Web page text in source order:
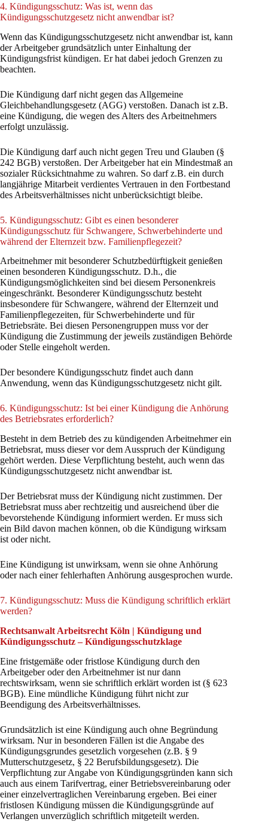
4. Kündigungsschutz: Was ist, wenn das
Kündigungsschutzgesetz nicht anwendbar ist?
Wenn das Kündigungsschutzgesetz nicht anwendbar ist, kann
der Arbeitgeber grundsätzlich unter Einhaltung der
Kündigungsfrist kündigen. Er hat dabei jedoch Grenzen zu
beachten.
Die Kündigung darf nicht gegen das Allgemeine
Gleichbehandlungsgesetz (AGG) verstoßen. Danach ist z.B.
eine Kündigung, die wegen des Alters des Arbeitnehmers
erfolgt unzulässig.
Die Kündigung darf auch nicht gegen Treu und Glauben (§
242 BGB) verstoßen. Der Arbeitgeber hat ein Mindestmaß an
sozialer Rücksichtnahme zu wahren. So darf z.B. ein durch
langjährige Mitarbeit verdientes Vertrauen in den Fortbestand
des Arbeitsverhältnisses nicht unberücksichtigt bleibe.
5. Kündigungsschutz: Gibt es einen besonderer
Kündigungsschutz für Schwangere, Schwerbehinderte und
während der Elternzeit bzw. Familienpflegezeit?
Arbeitnehmer mit besonderer Schutzbedürftigkeit genießen
einen besonderen Kündigungsschutz. D.h., die
Kündigungsmöglichkeiten sind bei diesem Personenkreis
eingeschränkt. Besonderer Kündigungsschutz besteht
insbesondere für Schwangere, während der Elternzeit und
Familienpflegezeiten, für Schwerbehinderte und für
Betriebsräte. Bei diesen Personengruppen muss vor der
Kündigung die Zustimmung der jeweils zuständigen Behörde
oder Stelle eingeholt werden.
Der besondere Kündigungsschutz findet auch dann
Anwendung, wenn das Kündigungsschutzgesetz nicht gilt.
6. Kündigungsschutz: Ist bei einer Kündigung die Anhörung
des Betriebsrates erforderlich?
Besteht in dem Betrieb des zu kündigenden Arbeitnehmer ein
Betriebsrat, muss dieser vor dem Ausspruch der Kündigung
gehört werden. Diese Verpflichtung besteht, auch wenn das
Kündigungsschutzgesetz nicht anwendbar ist.
Der Betriebsrat muss der Kündigung nicht zustimmen. Der
Betriebsrat muss aber rechtzeitig und ausreichend über die
bevorstehende Kündigung informiert werden. Er muss sich
ein Bild davon machen können, ob die Kündigung wirksam
ist oder nicht.
Eine Kündigung ist unwirksam, wenn sie ohne Anhörung
oder nach einer fehlerhaften Anhörung ausgesprochen wurde.
7. Kündigungsschutz: Muss die Kündigung schriftlich erklärt
werden?
Rechtsanwalt Arbeitsrecht Köln | Kündigung und
Kündigungsschutz – Kündigungsschutzklage
Eine fristgemäße oder fristlose Kündigung durch den
Arbeitgeber oder den Arbeitnehmer ist nur dann
rechtswirksam, wenn sie schriftlich erklärt worden ist (§ 623
BGB). Eine mündliche Kündigung führt nicht zur
Beendigung des Arbeitsverhältnisses.
Grundsätzlich ist eine Kündigung auch ohne Begründung
wirksam. Nur in besonderen Fällen ist die Angabe des
Kündigungsgrundes gesetzlich vorgesehen (z.B. § 9
Mutterschutzgesetz, § 22 Berufsbildungsgesetz). Die
Verpflichtung zur Angabe von Kündigungsgründen kann sich
auch aus einem Tarifvertrag, einer Betriebsvereinbarung oder
einer einzelvertraglichen Vereinbarung ergeben. Bei einer
fristlosen Kündigung müssen die Kündigungsgründe auf
Verlangen unverzüglich schriftlich mitgeteilt werden.